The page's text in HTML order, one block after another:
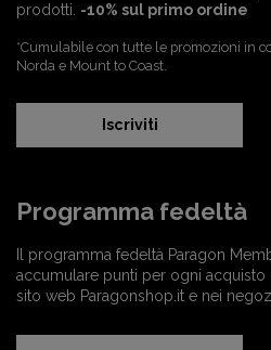
prodotti. -10% sul primo ordine
*Cumulabile con tutte le promozioni in
Norda e Mount to Coast.
Iscriviti
Programma fedeltà
Il programma fedeltà Paragon
accumulare punti per ogni acquisto
sito web Paragonshop.it e nei